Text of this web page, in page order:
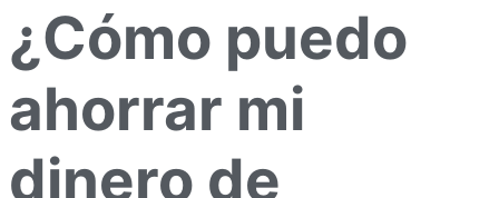
¿Cómo puedo
ahorrar mi
dinero de